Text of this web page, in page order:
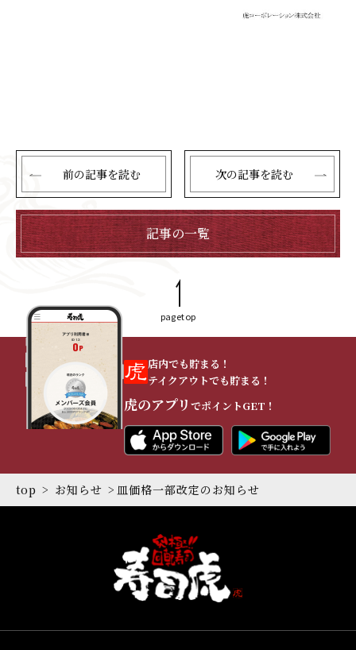
記事の一覧
次の記事を読む
前の記事を読む
pagetop
店内でも貯まる！
テイクアウトでも貯まる！
虎のアプリ でポイントGET！
top お知らせ 皿価格一部改定のお知らせ